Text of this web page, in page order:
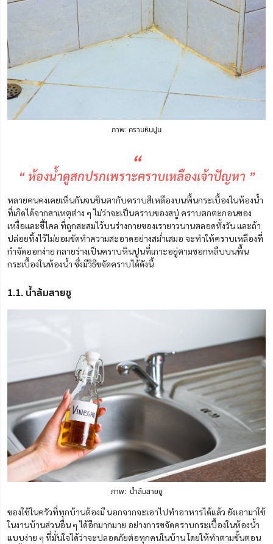
ภาพ: คราบหินปูน
“
“ ห้องน้ำดูสกปรกเพราะคราบเหลืองเจ้าปัญหา ”
หลายคนคงเคยเห็นกันจนชินตากับคราบสีเหลืองบนพื้นกระเบื้องในห้องน้ำ
ที่เกิดได้จากสาเหตุต่าง ๆ ไม่ว่าจะเป็นคราบของสบู่ คราบตกตะกอนของ
เหงื่อและขี้ไคล ที่ถูกสะสมไว้บนร่างกายของเรายาวนานตลอดทั้งวัน และถ้า
ปล่อยทิ้งไว้ไม่ยอมขัดทำความสะอาดอย่างสม่ำเสมอ จะทำให้คราบเหลืองที่
กำจัดออกง่าย กลายร่างเป็นคราบหินปูนที่เกาะอยู่ตามซอกหลืบบนพื้น
กระเบื้องในห้องน้ำ ซึ่งมีวิธีขจัดคราบได้ดังนี้
1.1. น้ำส้มสายชู
ภาพ: น้ำส้มสายชู
ของใช้ในครัวที่ทุกบ้านต้องมี นอกจากจะเอาไปทำอาหารได้แล้ว ยังเอามาใช้
ในงานบ้านส่วนอื่น ๆ ได้อีกมากมาย อย่างการขจัดคราบกระเบื้องในห้องน้ำ
แบบง่าย ๆ ที่มั่นใจได้ว่าจะปลอดภัยต่อทุกคนในบ้าน โดยให้ทำตามขั้นตอน